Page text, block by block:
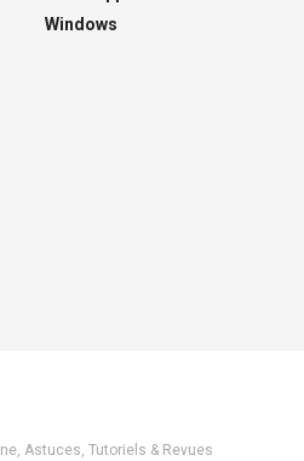
Windows
Astuces, Tutoriels & Revues